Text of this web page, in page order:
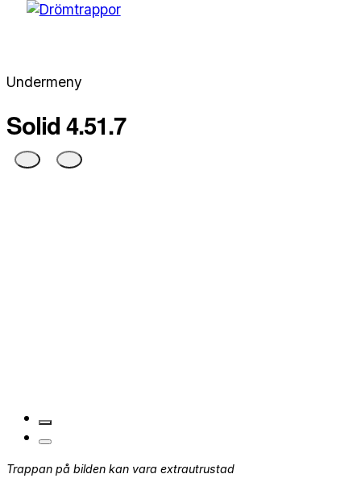
Undermeny
Solid 4.51.7
Trappan på bilden kan vara extrautrustad